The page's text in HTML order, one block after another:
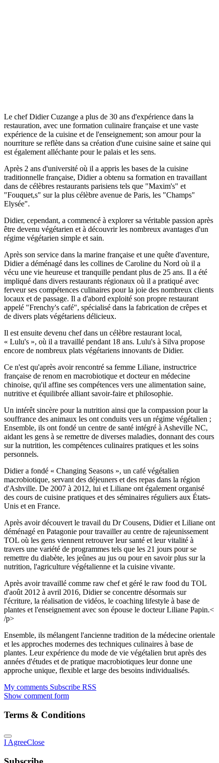
Le chef Didier Cuzange a plus de 30 ans d'expérience dans la
restauration, avec une formation culinaire française et une vaste
expérience de la cuisine et de l'enseignement; son amour pour la
nourriture se reflète dans sa création d'une cuisine saine et saine qui
est également alléchante pour le palais et les sens.
Après 2 ans d'université où il a appris les bases de la cuisine
traditionnelle française, Didier a obtenu sa formation en travaillant
dans de célèbres restaurants parisiens tels que "Maxim's" et
"Fouquet,s" sur la plus célèbre avenue de Paris, les "Champs"
Elysée".
Didier, cependant, a commencé à explorer sa véritable passion après
être devenu végétarien et à découvrir les nombreux avantages d'un
régime végétarien simple et sain.
Après son service dans la marine française et une quête d'aventure,
Didier a déménagé dans les collines de Caroline du Nord où il a
vécu une vie heureuse et tranquille pendant plus de 25 ans. Il a été
impliqué dans divers restaurants régionaux où il a pratiqué avec
ferveur ses compétences culinaires pour la joie des nombreux clients
locaux et de passage. Il a d'abord exploité son propre restaurant
appelé "Frenchy's café", spécialisé dans la fabrication de crêpes et
de divers plats végétariens délicieux.
Il est ensuite devenu chef dans un célèbre restaurant local,
« Lulu's », où il a travaillé pendant 18 ans. Lulu's à Silva propose
encore de nombreux plats végétariens innovants de Didier.
Ce n'est qu'après avoir rencontré sa femme Liliane, instructrice
française de renom en macrobiotique et docteur en médecine
chinoise, qu'il affine ses compétences vers une alimentation saine,
nutritive et équilibrée alliant savoir-faire et philosophie.
Un intérêt sincère pour la nutrition ainsi que la compassion pour la
souffrance des animaux les ont conduits vers un régime végétalien ;
Ensemble, ils ont fondé un centre de santé intégré à Asheville NC,
aidant les gens à se remettre de diverses maladies, donnant des cours
sur la nutrition, les compétences culinaires pratiques et les soins
personnels.
Didier a fondé « Changing Seasons », un café végétalien
macrobiotique, servant des déjeuners et des repas dans la région
d'Ashville. De 2007 à 2012, lui et Liliane ont également organisé
des cours de cuisine pratiques et des séminaires réguliers aux États-
Unis et en France.
Après avoir découvert le travail du Dr Cousens, Didier et Liliane ont
déménagé en Patagonie pour travailler au centre de rajeunissement
TOL où les gens viennent retrouver leur santé et leur vitalité à
travers une variété de programmes tels que les 21 jours pour se
remettre du diabète, les jeûnes au jus ou pour en savoir plus sur la
nutrition, l'agriculture végétalienne et la cuisine vivante.
Après avoir travaillé comme raw chef et géré le raw food du TOL
d'août 2012 à avril 2016, Didier se concentre désormais sur
l'écriture, la réalisation de vidéos, le coaching lifestyle à base de
plantes et l'enseignement avec son épouse le docteur Liliane Papin.<
/p>
Ensemble, ils mélangent l'ancienne tradition de la médecine orientale
et les approches modernes des techniques culinaires à base de
plantes. Leur expérience du mode de vie végétalien brut après des
années d'études et de pratique macrobiotiques leur donne une
approche unique, flexible et large des besoins individualisés.
My comments Subscribe RSS
Show comment form
Terms & Conditions
I AgreeClose